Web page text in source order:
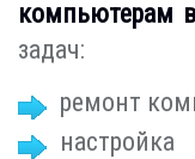
компьютерам
задач:
ремонт